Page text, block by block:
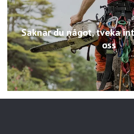
Saknar du något, tveka
oss